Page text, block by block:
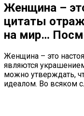
Женщина –
цитаты
на мир…
Женщина – это
являются
можно утверждать,
идеалом. Во всяком